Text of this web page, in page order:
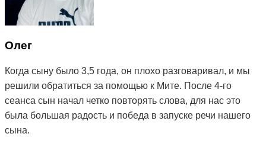
ланцюжка людей, до яких я звертався з моєю
проблемою, це перша і єдина людина, яка мені реально
Олег
Когда сыну было 3,5 года, он плохо разговаривал, и мы
решили обратиться за помощью к Мите. После 4-го
сеанса сын начал четко повторять слова, для нас это
была большая радость и победа в запуске речи нашего
сына.